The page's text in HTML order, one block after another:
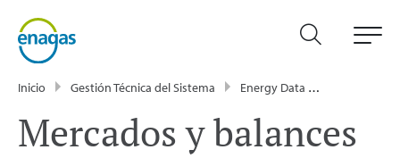
Inicio Gestión Técnica del Sistema Energy Data
Mercados y balances